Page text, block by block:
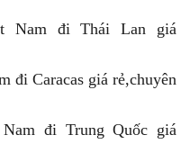
Nam đi Thái Lan giá
đi Caracas giá rẻ,chuyên
đi Trung Quốc giá